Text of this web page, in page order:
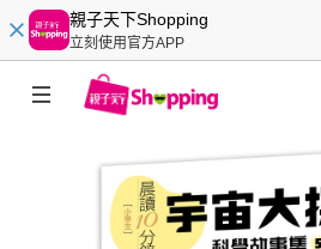
親子天下Shopping
立刻使用官方APP